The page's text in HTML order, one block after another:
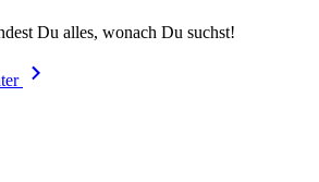
Du alles, wonach Du suchst!